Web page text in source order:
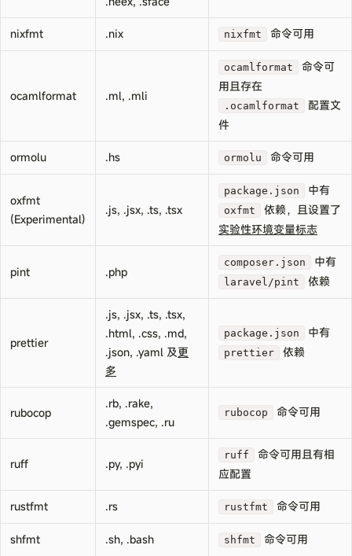
nixfmt .nix nixfmt 命令可用
ocamlformat .ml, .mli
ocamlformat
命令可
用且存在
.ocamlformat
配置文
件
ormolu .hs ormolu 命令可用
oxfmt
(Experimental)
.js, .jsx, .ts, .tsx
package.json 中有
oxfmt
依赖，且设置了
实验性环境变量标志
pint .php
composer.json 中有
laravel/pint 依赖
prettier
.js, .jsx, .ts, .tsx,
.html, .css, .md,
.json, .yaml 及更
多
package.json 中有
prettier 依赖
rubocop
.rb, .rake,
.gemspec, .ru
rubocop 命令可用
ruff .py, .pyi
ruff
命令可用且有相
应配置
rustfmt .rs rustfmt 命令可用
shfmt .sh, .bash shfmt 命令可用